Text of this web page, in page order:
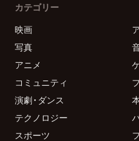
カテゴリー
映画
写真
アニメ
コミュニティ
演劇・ダンス
テクノロジー
スポーツ